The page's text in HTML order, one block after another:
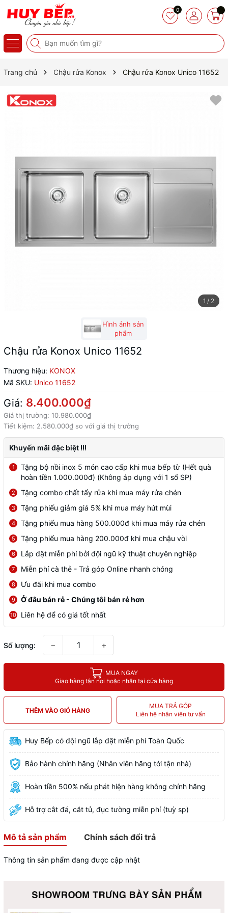
0
Trang chủ Chậu rửa Konox Chậu rửa Konox Unico 11652
1 / 2
Hình ảnh sản
phẩm
Chậu rửa Konox Unico 11652
Thương hiệu: KONOX
Mã SKU: Unico 11652
Giá: 8.400.000₫
Giá thị trường: 10.980.000₫
Tiết kiệm: 2.580.000₫ so với giá thị trường
Khuyến mãi đặc biệt !!!
1
Tặng bộ nồi inox 5 món cao cấp khi mua bếp từ (Hết quà
hoàn tiền 1.000.000đ) (Không áp dụng với 1 số SP)
2 Tặng combo chất tẩy rửa khi mua máy rửa chén
3 Tặng phiếu giảm giá 5% khi mua máy hút mùi
4 Tặng phiếu mua hàng 500.000đ khi mua máy rửa chén
5 Tặng phiếu mua hàng 200.000đ khi mua chậu vòi
6 Lắp đặt miễn phí bởi đội ngũ kỹ thuật chuyên nghiệp
7 Miễn phí cà thẻ - Trả góp Online nhanh chóng
8 Ưu đãi khi mua combo
9 Ở đâu bán rẻ - Chúng tôi bán rẻ hơn
10 Liên hệ để có giá tốt nhất
Số lượng: − +
MUA NGAY
Giao hàng tận nơi hoặc nhận tại cửa hàng
THÊM VÀO GIỎ HÀNG
MUA TRẢ GÓP
Liên hệ nhân viên tư vấn
Huy Bếp có đội ngũ lắp đặt miễn phí Toàn Quốc
Bảo hành chính hãng (Nhân viên hãng tới tận nhà)
Hoàn tiền 500% nếu phát hiện hàng không chính hãng
Hỗ trợ cắt đá, cắt tủ, đục tường miễn phí (tuỳ sp)
Mô tả sản phẩm Chính sách đổi trả
Thông tin sản phẩm đang được cập nhật